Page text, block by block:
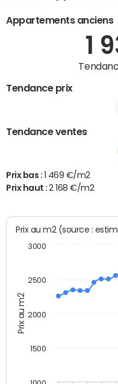
Appartements anciens
1
Tendance prix
Tendance ventes
Prix bas : 1 469 €/m2
Prix haut :2 168 €/m2
Prix au m2
Prix au m2 (source :
1500
2000
2500
3000